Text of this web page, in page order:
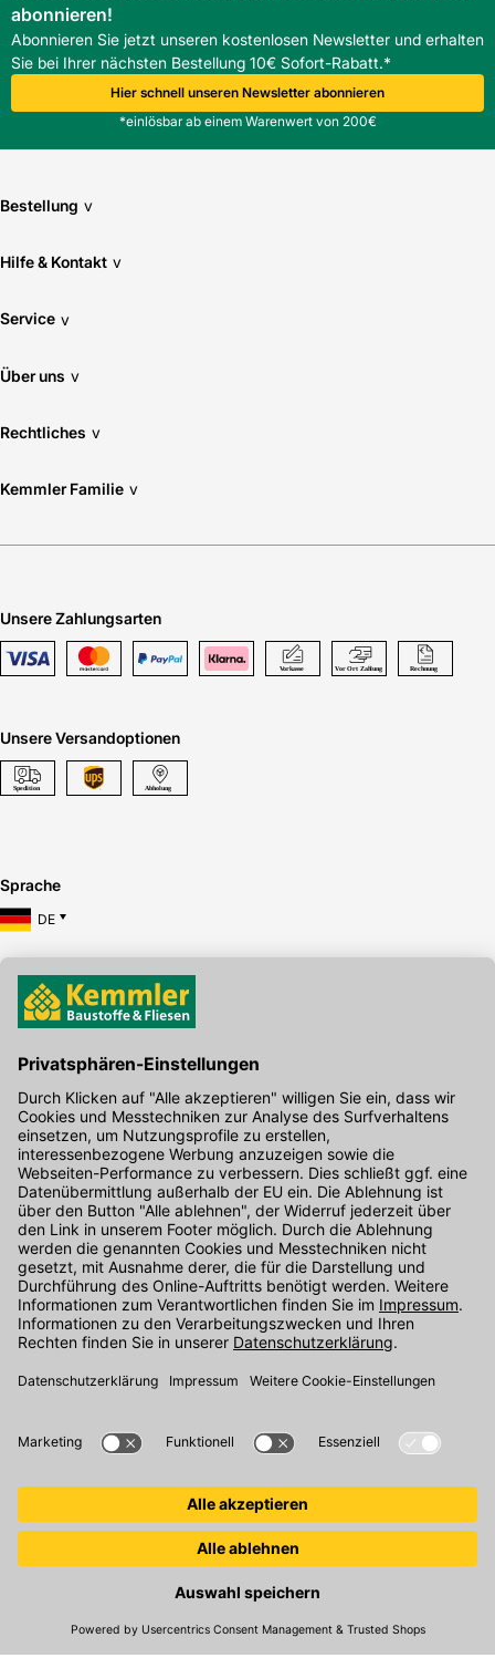
abonnieren!
Abonnieren Sie jetzt unseren kostenlosen Newsletter und erhalten
Sie bei Ihrer nächsten Bestellung 10€ Sofort-Rabatt.*
Hier schnell unseren Newsletter abonnieren
*einlösbar ab einem Warenwert von 200€
Bestellung v
Hilfe & Kontakt v
Service v
Über uns v
Rechtliches v
Kemmler Familie v
Unsere Zahlungsarten
Unsere Versandoptionen
Sprache
DE
Hier gibt's die kostenlose App
Kontakt
Unser Onlineshop Team ist montags bis freitags von 08:00 - 17:00
Uhr unter der Telefonnummer07071 / 151-151für Sie erreichbar.
Alternativ können Sie unser Kontaktformular nutzen.
Den Kontakt direkt in unsere Niederlassungen finden Sie hier.
Oder über unseren Chat .